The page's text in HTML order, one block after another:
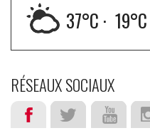
37°C · 19°C
RÉSEAUX SOCIAUX